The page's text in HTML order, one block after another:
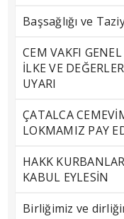
Başsağlığı ve
CEM VAKFI
İLKE VE
UYARI
ÇATALCA
LOKMAMIZ PAY
HAKK
KABUL EYLESİN
Birliğimiz ve